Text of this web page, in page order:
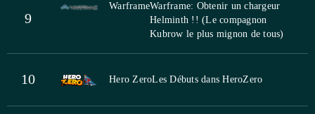
9
WarframeWarframe: Obtenir un chargeur
Helminth !! (Le compagnon
Kubrow le plus mignon de tous)
10 Hero ZeroLes Débuts dans HeroZero